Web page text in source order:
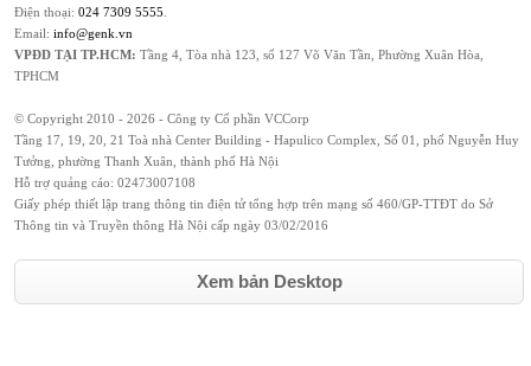
Điện thoại: 024 7309 5555
Email: info@genk.vn
VPĐD TẠI TP.HCM: Tầng 4, Tòa nhà 123, số 127 Võ Văn Tần, Phường Xuân Hòa,
TPHCM
© Copyright 2010 - 2026 - Công ty Cổ phần VCCorp
Tầng 17, 19, 20, 21 Toà nhà Center Building - Hapulico Complex, Số 01, phố Nguyễn Huy
Tưởng, phường Thanh Xuân, thành phố Hà Nội
Hỗ trợ quảng cáo: 02473007108
Giấy phép thiết lập trang thông tin điện tử tổng hợp trên mạng số 460/GP-TTĐT do Sở
Thông tin và Truyền thông Hà Nội cấp ngày 03/02/2016
Xem bản Desktop